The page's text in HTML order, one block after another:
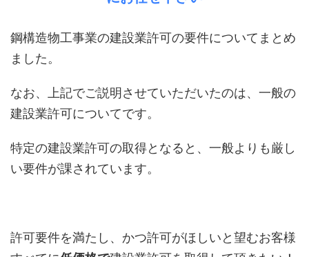
鋼構造物工事業の建設業許可の要件についてまとめ
ました。
なお、上記でご説明させていただいたのは、一般の
建設業許可についてです。
特定の建設業許可の取得となると、一般よりも厳し
い要件が課されています。
許可要件を満たし、かつ許可がほしいと望むお客様